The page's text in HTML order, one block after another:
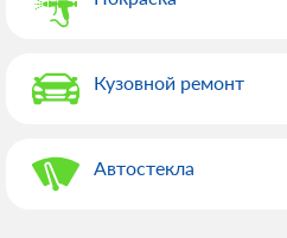
Кузовной ремонт
Автостекла